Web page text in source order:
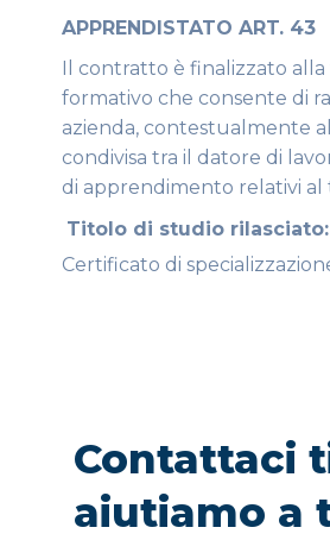
APPRENDISTATO ART. 43
Il contratto è finalizzato
formativo che consente di
azienda, contestualmente
condivisa tra il datore di
di apprendimento relativi
Titolo di studio rilasciato:
Certificato di
Contattaci
aiutiamo a